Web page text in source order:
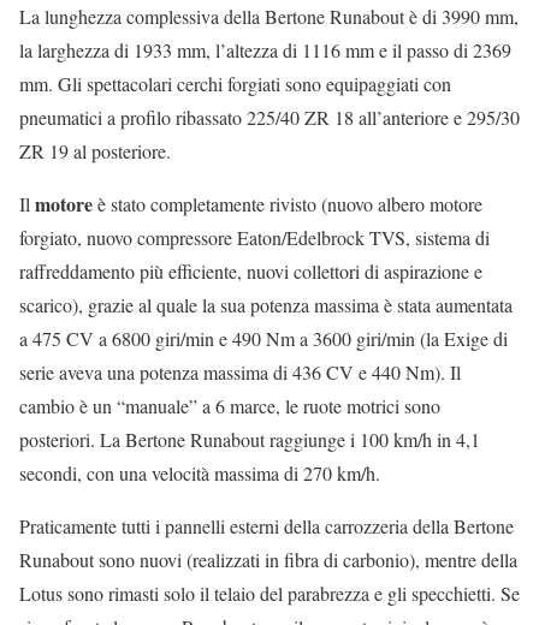
La lunghezza complessiva della Bertone Runabout è di 3990 mm,
la larghezza di 1933 mm, l’altezza di 1116 mm e il passo di 2369
mm. Gli spettacolari cerchi forgiati sono equipaggiati con
pneumatici a profilo ribassato 225/40 ZR 18 all’anteriore e 295/30
ZR 19 al posteriore.
Il motoreè stato completamente rivisto (nuovo albero motore
forgiato, nuovo compressore Eaton/Edelbrock TVS, sistema di
raffreddamento più efficiente, nuovi collettori di aspirazione e
scarico), grazie al quale la sua potenza massima è stata aumentata
a 475 CV a 6800 giri/min e 490 Nm a 3600 giri/min (la Exige di
serie aveva una potenza massima di 436 CV e 440 Nm). Il
cambio è un “manuale” a 6 marce, le ruote motrici sono
posteriori. La Bertone Runabout raggiunge i 100 km/h in 4,1
secondi, con una velocità massima di 270 km/h.
Praticamente tutti i pannelli esterni della carrozzeria della Bertone
Runabout sono nuovi (realizzati in fibra di carbonio), mentre della
Lotus sono rimasti solo il telaio del parabrezza e gli specchietti. Se